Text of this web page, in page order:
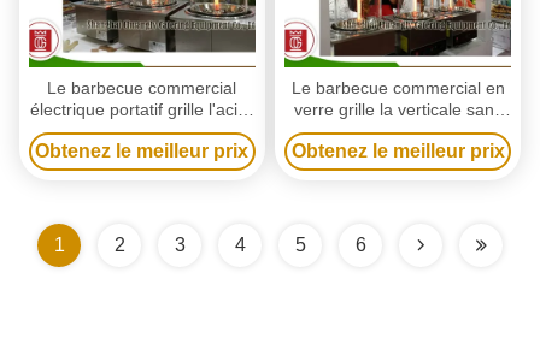
Le barbecue commercial
électrique portatif grille l'acier
inoxydable de chiches-
kebabs verticaux
Obtenez le meilleur prix
Le barbecue commercial en
verre grille la verticale sans
fumée de chiche-kebab
d'acier inoxydable électrique
Obtenez le meilleur prix
1 2 3 4 5 6